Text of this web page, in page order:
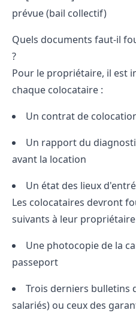
prévue (bail collectif)
Quels documents faut-il
?
Pour le propriétaire, il est
chaque colocataire :
Un contrat de
Un rapport du
avant la location
Un état des lieux
Les colocataires devront
suivants à leur
Une photocopie de la
passeport
Trois derniers bulletins
salariés) ou ceux des